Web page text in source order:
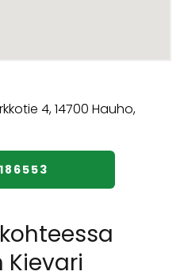
Kievari